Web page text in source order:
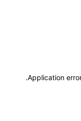
Application
.